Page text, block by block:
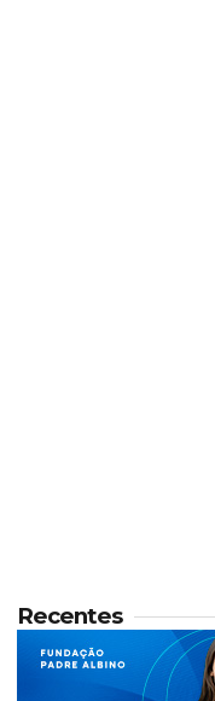
Recentes